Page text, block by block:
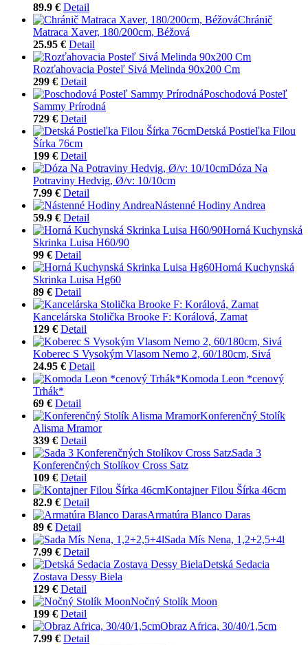
89.9 € Detail
Chránič
Matraca Xaver, 180/200cm, Béžová
25.95 € Detail
Rozťahovacia Posteľ Sivá Melinda 90x200 Cm
299 € Detail
Poschodová Posteľ
Sammy Prírodná
729 € Detail
Detská Postieľka Filou
Šírka 76cm
199 € Detail
Dóza Na
Potraviny Hedvig, Ø/v: 10/10cm
7.99 € Detail
Nástenné Hodiny Andrea
59.9 € Detail
Horná Kuchynská
Skrinka Luisa H60/90
99 € Detail
Horná Kuchynská
Skrinka Luisa Hg60
89 € Detail
Kancelárska Stolička Brooke F: Korálová, Zamat
129 € Detail
Koberec S Vysokým Vlasom Nemo 2, 60/180cm, Sivá
24.95 € Detail
Komoda Leon *cenový
Trhák*
69 € Detail
Konferenčný Stolík
Alisma Mramor
339 € Detail
Sada 3
Konferenčných Stolíkov Cross Satz
109 € Detail
Kontajner Filou Šírka 46cm
82.9 € Detail
Armatúra Blanco Daras
89 € Detail
Sada Mís Nena, 1,2+2,5+4l
7.99 € Detail
Detská Sedacia
Zostava Dessy Biela
129 € Detail
Nočný Stolík Moon
199 € Detail
Obraz Africa, 30/40/1,5cm
7.99 € Detail